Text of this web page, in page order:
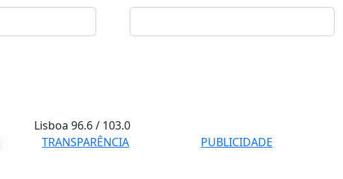
Lisboa96.6 / 103.0
TRANSPARÊNCIA
PUBLICIDADE